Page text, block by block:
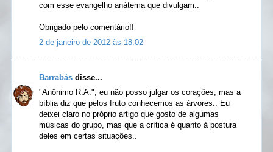
com esse evangelho anátema que divulgam..
Obrigado pelo comentário!!
2 de janeiro de 2012 às 18:02
Barrabás disse...
"Anônimo R.A.", eu não posso julgar os corações, mas a
bíblia diz que pelos fruto conhecemos as árvores.. Eu
deixei claro no próprio artigo que gosto de algumas
músicas do grupo, mas que a crítica é quanto à postura
deles em certas situações..